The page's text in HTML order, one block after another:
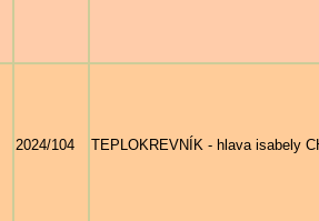
2024/104 TEPLOKREVNÍK - hlava isabely